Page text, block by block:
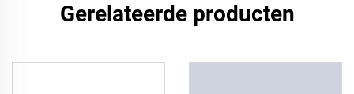
Gerelateerde producten